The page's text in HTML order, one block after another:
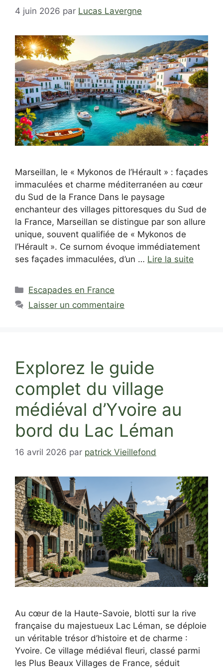
4 juin 2026 par Lucas Lavergne
Marseillan, le « Mykonos de l’Hérault » : façades
immaculées et charme méditerranéen au cœur
du Sud de la France Dans le paysage
enchanteur des villages pittoresques du Sud de
la France, Marseillan se distingue par son allure
unique, souvent qualifiée de « Mykonos de
l’Hérault ». Ce surnom évoque immédiatement
ses façades immaculées, d’un … Lire la suite
Catégories
Escapades en France
Laisser un commentaire
Explorez le guide
complet du village
médiéval d’Yvoire au
bord du Lac Léman
16 avril 2026 par patrick Vieillefond
Au cœur de la Haute-Savoie, blotti sur la rive
française du majestueux Lac Léman, se déploie
un véritable trésor d’histoire et de charme :
Yvoire. Ce village médiéval fleuri, classé parmi
les Plus Beaux Villages de France, séduit